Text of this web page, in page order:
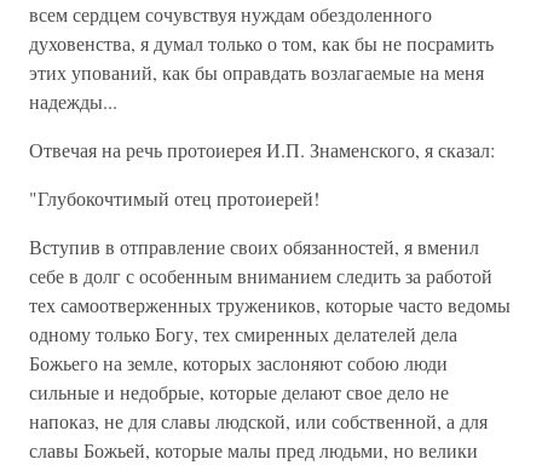
всем сердцем сочувствуя нуждам обездоленного
духовенства, я думал только о том, как бы не посрамить
этих упований, как бы оправдать возлагаемые на меня
надежды...
Отвечая на речь протоиерея И.П. Знаменского, я сказал:
"Глубокочтимый отец протоиерей!
Вступив в отправление своих обязанностей, я вменил
себе в долг с особенным вниманием следить за работой
тех самоотверженных тружеников, которые часто ведомы
одному только Богу, тех смиренных делателей дела
Божьего на земле, которых заслоняют собою люди
сильные и недобрые, которые делают свое дело не
напоказ, не для славы людской, или собственной, а для
славы Божьей, которые малы пред людьми, но велики